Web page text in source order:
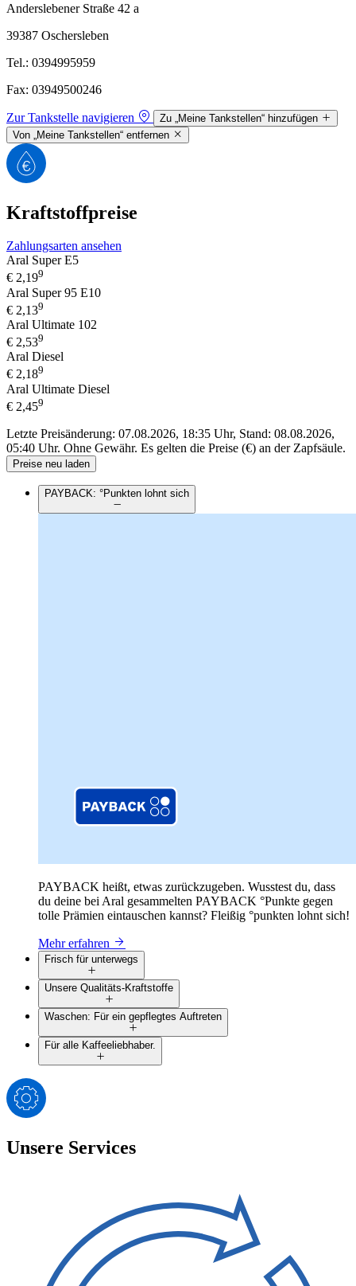
Anderslebener Straße 42 a
39387 Oschersleben
Tel.: 0394995959
Fax: 03949500246
Zur Tankstelle navigieren
Zu „Meine Tankstellen“ hinzufügen
Von „Meine Tankstellen“ entfernen
Kraftstoffpreise
Zahlungsarten ansehen
Aral Super E5
€ 2,199
Aral Super 95 E10
€ 2,139
Aral Ultimate 102
€ 2,539
Aral Diesel
€ 2,189
Aral Ultimate Diesel
€ 2,459
Letzte Preisänderung: 07.08.2026, 18:35 Uhr, Stand: 08.08.2026,
05:40 Uhr. Ohne Gewähr. Es gelten die Preise (€) an der Zapfsäule.
Preise neu laden
PAYBACK: °Punkten lohnt sich
PAYBACK heißt, etwas zurückzugeben. Wusstest du, dass
du deine bei Aral gesammelten PAYBACK °Punkte gegen
tolle Prämien eintauschen kannst? Fleißig °punkten lohnt sich!
Mehr erfahren
Frisch für unterwegs
Unsere Qualitäts-Kraftstoffe
Waschen: Für ein gepflegtes Auftreten
Für alle Kaffeeliebhaber.
Unsere Services